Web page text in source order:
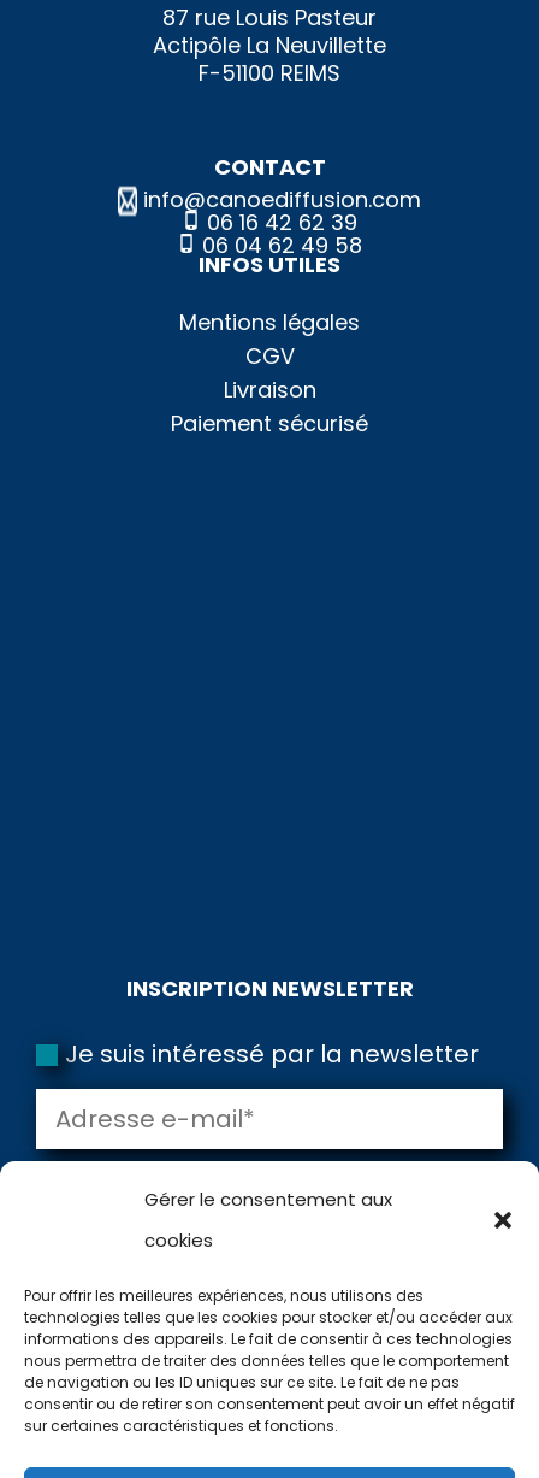
Gérer le consentement aux
cookies
Pour offrir les meilleures expériences, nous utilisons des
technologies telles que les cookies pour stocker et/ou accéder aux
informations des appareils. Le fait de consentir à ces technologies
nous permettra de traiter des données telles que le comportement
de navigation ou les ID uniques sur ce site. Le fait de ne pas
consentir ou de retirer son consentement peut avoir un effet négatif
sur certaines caractéristiques et fonctions.
87 rue Louis Pasteur
Actipôle La Neuvillette
F-51100 REIMS
CONTACT
06 16 42 62 39
06 04 62 49 58
info@canoediffusion.com
INFOS UTILES
Mentions légales
CGV
Livraison
Paiement sécurisé
INSCRIPTION NEWSLETTER
Je suis intéressé par la newsletter
6 + 14= VALIDER
1 Votre niveau
2 Type d'eau
Vos préférences
✓ Recommandations